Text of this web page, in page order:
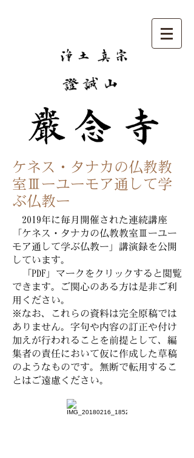
​ケネス・タナカの仏教教
室Ⅲーユーモア通して学
ぶ仏教ー
2019年に毎月開催された連続講座
ケネス・タナカの仏教教室Ⅲーユー
モア通して学ぶ仏教ー」講演録を公開
しています。
「PDF」マークをクリックすると閲覧
できます。ご関心のある方は是非ご利
用ください。
※なお、これらの資料は完全原稿では
ありません。字句や内容の訂正や付け
加えが行われることを前提として、編
集者の責任において仮に作成した草稿
のようなものです。無断で転用するこ
とはご遠慮ください。